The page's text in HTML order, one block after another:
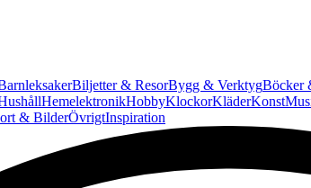
Biljetter & ResorBygg & VerktygBöcker
HemelektronikHobbyKlockorKläderKonst
& BilderÖvrigtInspiration